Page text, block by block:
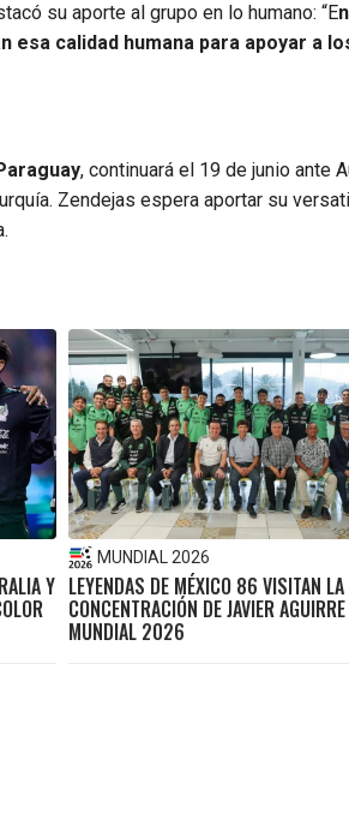
su aporte al grupo en lo humano: “E
calidad humana para apoyar a
, continuará el 19 de junio ante
Zendejas espera aportar su
Y
MUNDIAL 2026
LEYENDAS DE MÉXICO 86 VISITAN LA
CONCENTRACIÓN DE JAVIER
MUNDIAL 2026